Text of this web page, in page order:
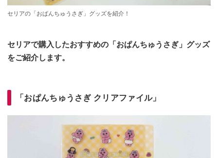
セリアの「おぱんちゅうさぎ」グッズを紹介！
セリアで購入したおすすめの「おぱんちゅうさぎ」グッズ
をご紹介します。
「おぱんちゅうさぎ クリアファイル」